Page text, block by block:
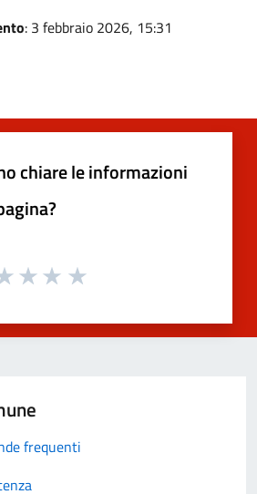
: 3 febbraio 2026, 15:31
chiare le informazioni
frequenti